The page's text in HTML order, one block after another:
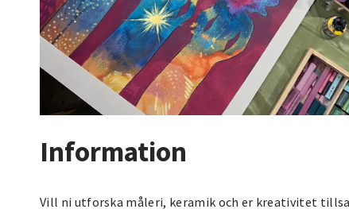
Information
Vill ni utforska måleri, keramik och er kreativitet